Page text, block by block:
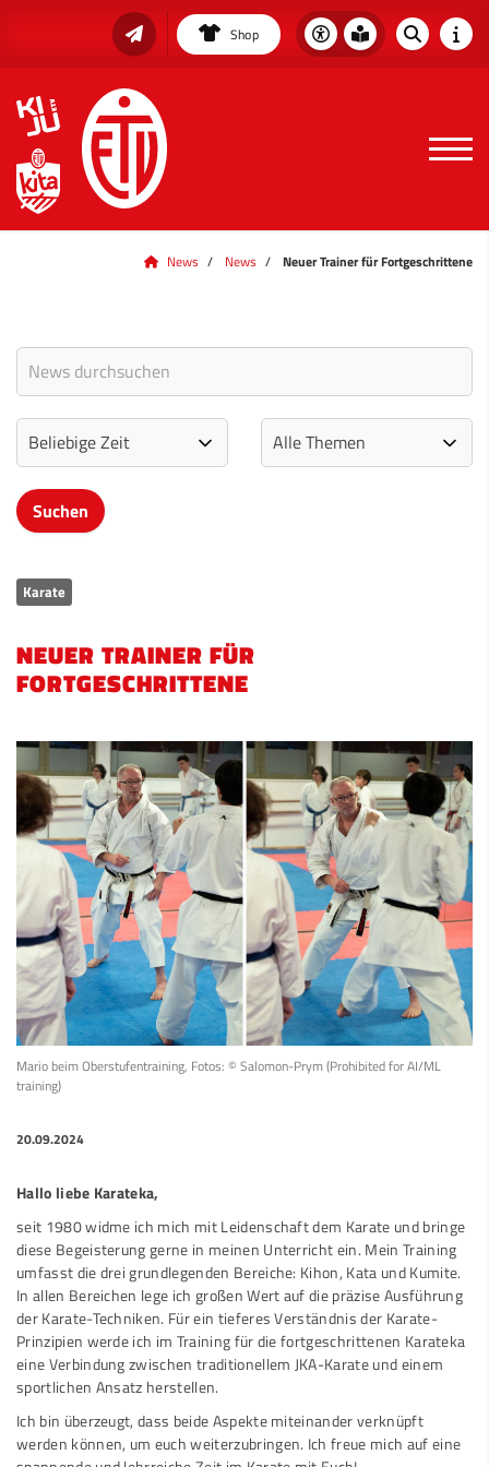
Shop
News News Neuer Trainer für Fortgeschrittene
Karate
NEUER TRAINER FÜR
FORTGESCHRITTENE
Mario beim Oberstufentraining, Fotos: © Salomon-Prym (Prohibited for AI/ML
training)
20.09.2024
Hallo liebe Karateka,
seit 1980 widme ich mich mit Leidenschaft dem Karate und bringe
diese Begeisterung gerne in meinen Unterricht ein. Mein Training
umfasst die drei grundlegenden Bereiche: Kihon, Kata und Kumite.
In allen Bereichen lege ich großen Wert auf die präzise Ausführung
der Karate-Techniken. Für ein tieferes Verständnis der Karate-
Prinzipien werde ich im Training für die fortgeschrittenen Karateka
eine Verbindung zwischen traditionellem JKA-Karate und einem
sportlichen Ansatz herstellen.
Ich bin überzeugt, dass beide Aspekte miteinander verknüpft
werden können, um euch weiterzubringen. Ich freue mich auf eine